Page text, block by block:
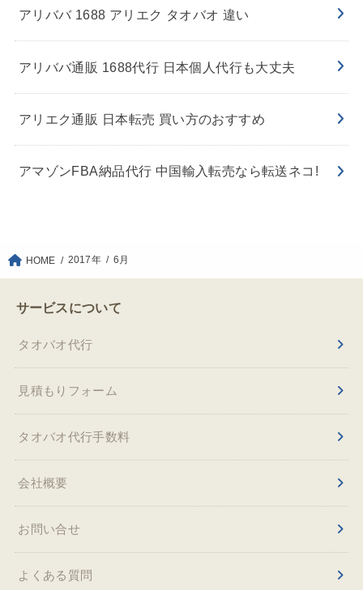
アリババ 1688 アリエク タオバオ 違い
アリババ通販 1688代行 日本個人代行も大丈夫
アリエク通販 日本転売 買い方のおすすめ
アマゾンFBA納品代行 中国輸入転売なら転送ネコ!
HOME 2017年 6月
サービスについて
タオバオ代行
見積もりフォーム
タオバオ代行手数料
会社概要
お問い合せ
よくある質問